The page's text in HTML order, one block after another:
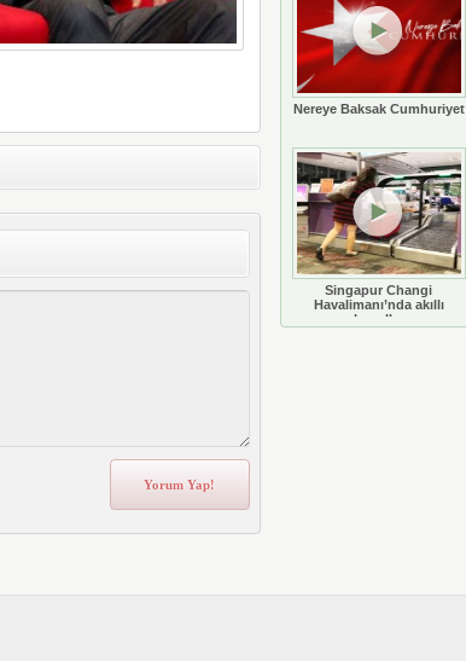
Nereye Baksak Cumhuriyet
Singapur Changi
Havalimanı’nda akıllı
bavullar